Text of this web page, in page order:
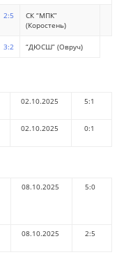
2:5
СК “МПК”
(Коростень)
3:2 “ДЮСШ” (Овруч)
02.10.2025 5:1
02.10.2025 0:1
08.10.2025 5:0
08.10.2025 2:5